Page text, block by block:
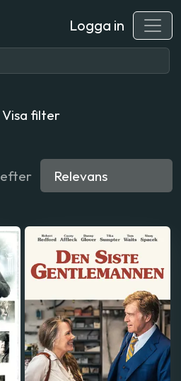
Logga in
Visa filter